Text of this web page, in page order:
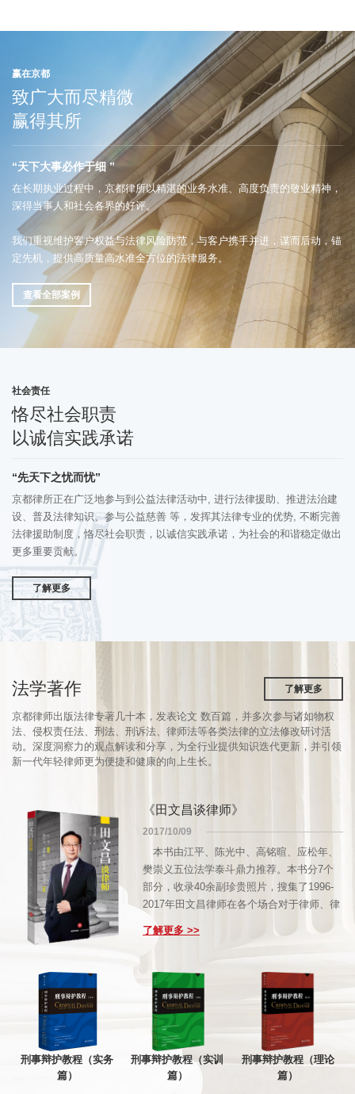
赢在京都
致广大而尽精微
赢得其所
“天下大事必作于细 ”
在长期执业过程中，京都律所以精湛的业务水准、高度负责的敬业精神，
深得当事人和社会各界的好评。
我们重视维护客户权益与法律风险防范，与客户携手并进，谋而后动，锚
定先机，提供高质量高水准全方位的法律服务。
查看全部案例
社会责任
恪尽社会职责
以诚信实践承诺
“先天下之忧而忧”
京都律所正在广泛地参与到公益法律活动中, 进行法律援助、推进法治建
设、普及法律知识、参与公益慈善 等，发挥其法律专业的优势, 不断完善
法律援助制度，恪尽社会职责，以诚信实践承诺，为社会的和谐稳定做出
更多重要贡献。
了解更多
法学著作
京都律师出版法律专著几十本，发表论文 数百篇，并多次参与诸如物权
法、侵权责任法、刑法、刑诉法、律师法等各类法律的立法修改研讨活
动。深度洞察力的观点解读和分享，为全行业提供知识迭代更新，并引领
新一代年轻律师更为便捷和健康的向上生长。
了解更多
《田文昌谈律师》
2017/10/09
本书由江平、陈光中、高铭暄、应松年、
樊崇义五位法学泰斗鼎力推荐。本书分7个
部分，收录40余副珍贵照片，搜集了1996-
2017年田文昌律师在各个场合对于律师、律
师制度的演说集。第一部分从职责、定位等
角度讲述何为律师；第二部分从社会使命、
风险等方面讲述律师与刑事辩护；第四部分
从从职业风险等方面讲述了律师业；第五部
分讲述了先贤与后辈；第六部分讲述了其创
立的造梦工厂：京都律师事务所；第七部分
为业务杂谈。
了解更多 >>
刑事辩护教程（实务
篇）
刑事辩护教程（实训
篇）
刑事辩护教程（理论
篇）